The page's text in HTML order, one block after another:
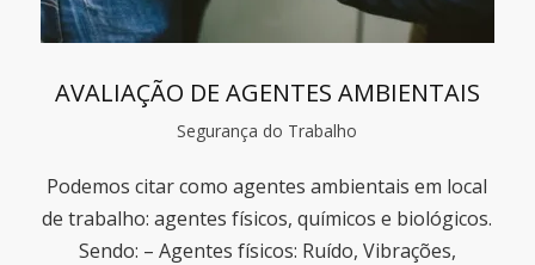
AVALIAÇÃO DE AGENTES AMBIENTAIS
Segurança do Trabalho
Podemos citar como agentes ambientais em local
de trabalho: agentes físicos, químicos e biológicos.
Sendo: – Agentes físicos: Ruído, Vibrações,